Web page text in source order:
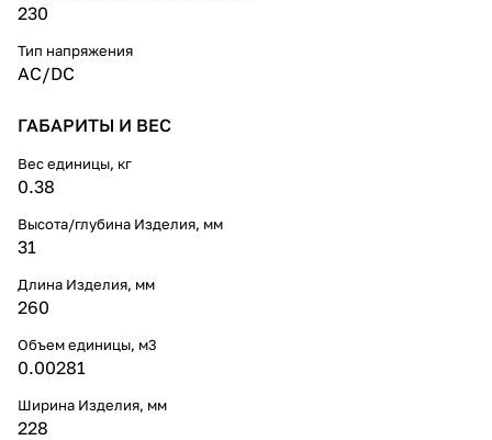
230
Тип напряжения
AC/DC
ГАБАРИТЫ И ВЕС
Вес единицы, кг
0.38
Высота/глубина Изделия, мм
31
Длина Изделия, мм
260
Объем единицы, м3
0.00281
Ширина Изделия, мм
228